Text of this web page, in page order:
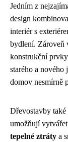
Jedním z
design
interiér s
bydlení. Zároveň
konstrukční
starého a
domov nesmírně
Dřevostavby
umožňují vytvářet
tepelné ztráty a